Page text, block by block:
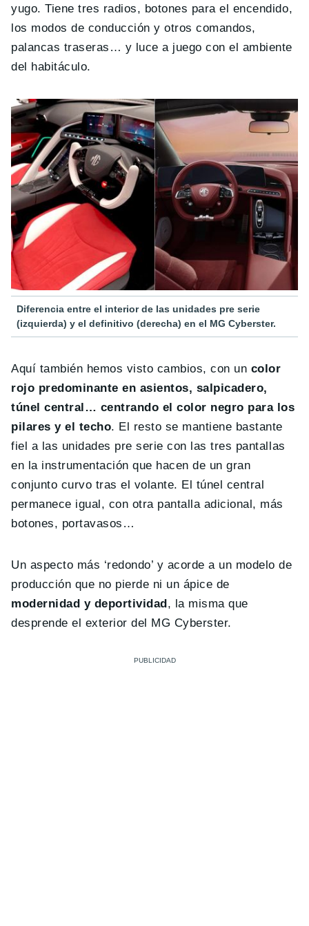
yugo. Tiene tres radios, botones para el encendido,
los modos de conducción y otros comandos,
palancas traseras… y luce a juego con el ambiente
del habitáculo.
Diferencia entre el interior de las unidades pre serie
(izquierda) y el definitivo (derecha) en el MG Cyberster.
Aquí también hemos visto cambios, con un color
rojo predominante en asientos, salpicadero,
túnel central… centrando el color negro para los
pilares y el techo. El resto se mantiene bastante
fiel a las unidades pre serie con las tres pantallas
en la instrumentación que hacen de un gran
conjunto curvo tras el volante. El túnel central
permanece igual, con otra pantalla adicional, más
botones, portavasos…
Un aspecto más ‘redondo’ y acorde a un modelo de
producción que no pierde ni un ápice de
modernidad y deportividad, la misma que
desprende el exterior del MG Cyberster.